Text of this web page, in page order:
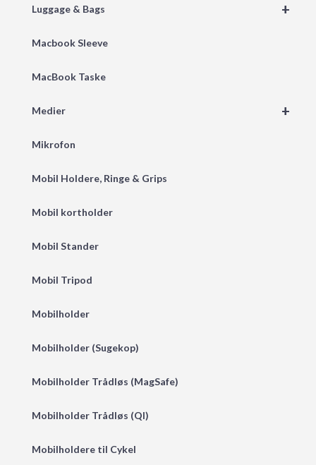
+
Luggage & Bags
Macbook Sleeve
MacBook Taske
+
Medier
Mikrofon
Mobil Holdere, Ringe & Grips
Mobil kortholder
Mobil Stander
Mobil Tripod
Mobilholder
Mobilholder (Sugekop)
Mobilholder Trådløs (MagSafe)
Mobilholder Trådløs (QI)
Mobilholdere til Cykel